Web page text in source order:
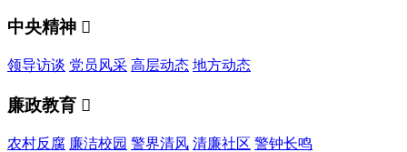
中央精神 
领导访谈 党员风采 高层动态 地方动态
廉政教育 
农村反腐 廉洁校园 警界清风 清廉社区 警钟长鸣